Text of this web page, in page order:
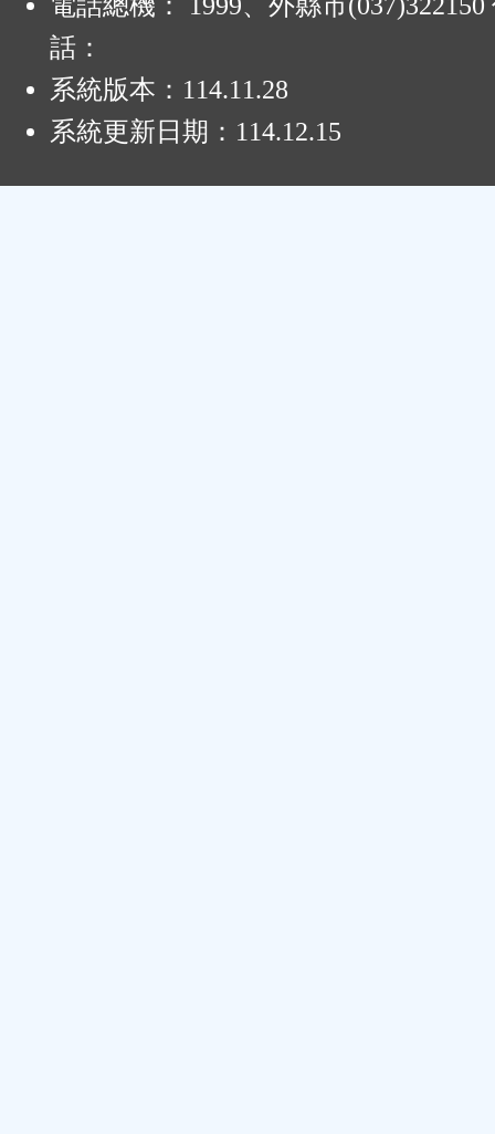
電話總機： 1999、外縣市(037)322150
話：
系統版本： 114.11.28
系統更新日期： 114.12.15